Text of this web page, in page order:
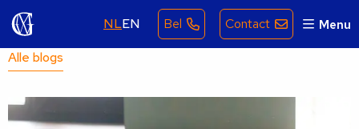
NLEN Bel Contact Menu
Alle blogs